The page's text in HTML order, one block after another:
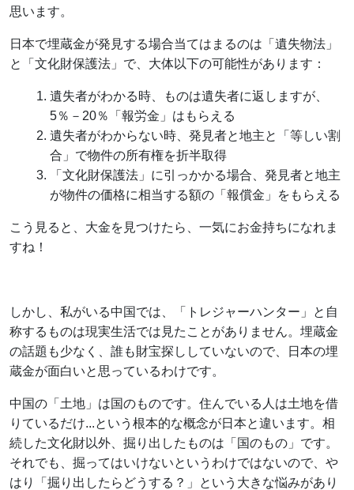
思います。
日本で埋蔵金が発見する場合当てはまるのは「遺失物法」
と「文化財保護法」で、大体以下の可能性があります：
遺失者がわかる時、ものは遺失者に返しますが、
5％－20％「報労金」はもらえる
遺失者がわからない時、発見者と地主と「等しい割
合」で物件の所有権を折半取得
「文化財保護法」に引っかかる場合、発見者と地主
が物件の価格に相当する額の「報償金」をもらえる
こう見ると、大金を見つけたら、一気にお金持ちになれま
すね！
しかし、私がいる中国では、「トレジャーハンター」と自
称するものは現実生活では見たことがありません。埋蔵金
の話題も少なく、誰も財宝探ししていないので、日本の埋
蔵金が面白いと思っているわけです。
中国の「土地」は国のものです。住んでいる人は土地を借
りているだけ...という根本的な概念が日本と違います。相
続した文化財以外、掘り出したものは「国のもの」です。
それでも、掘ってはいけないというわけではないので、や
はり「掘り出したらどうする？」という大きな悩みがあり